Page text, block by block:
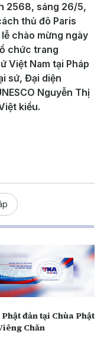
2568, sáng 26/5,
thủ đô Paris
chào mừng ngày
chức trang
Việt Nam tại Pháp
sứ, Đại diện
Nguyễn Thị
kiều.
đản tại Chùa Phật
Chăn